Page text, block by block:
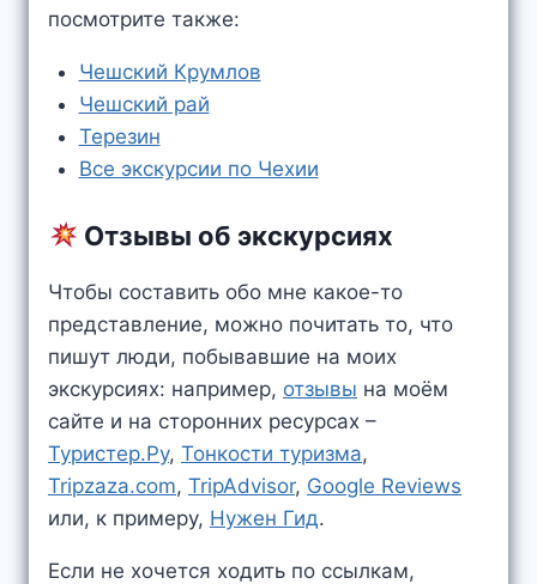
посмотрите также:
Чешский Крумлов
Чешский рай
Терезин
Все экскурсии по Чехии
Отзывы об экскурсиях
Чтобы составить обо мне какое-то
представление, можно почитать то, что
пишут люди, побывавшие на моих
экскурсиях: например, отзывы на моём
сайте и на сторонних ресурсах –
Туристер.Ру, Тонкости туризма,
Tripzaza.com, TripAdvisor, Google Reviews
или, к примеру, Нужен Гид.
Если не хочется ходить по ссылкам,